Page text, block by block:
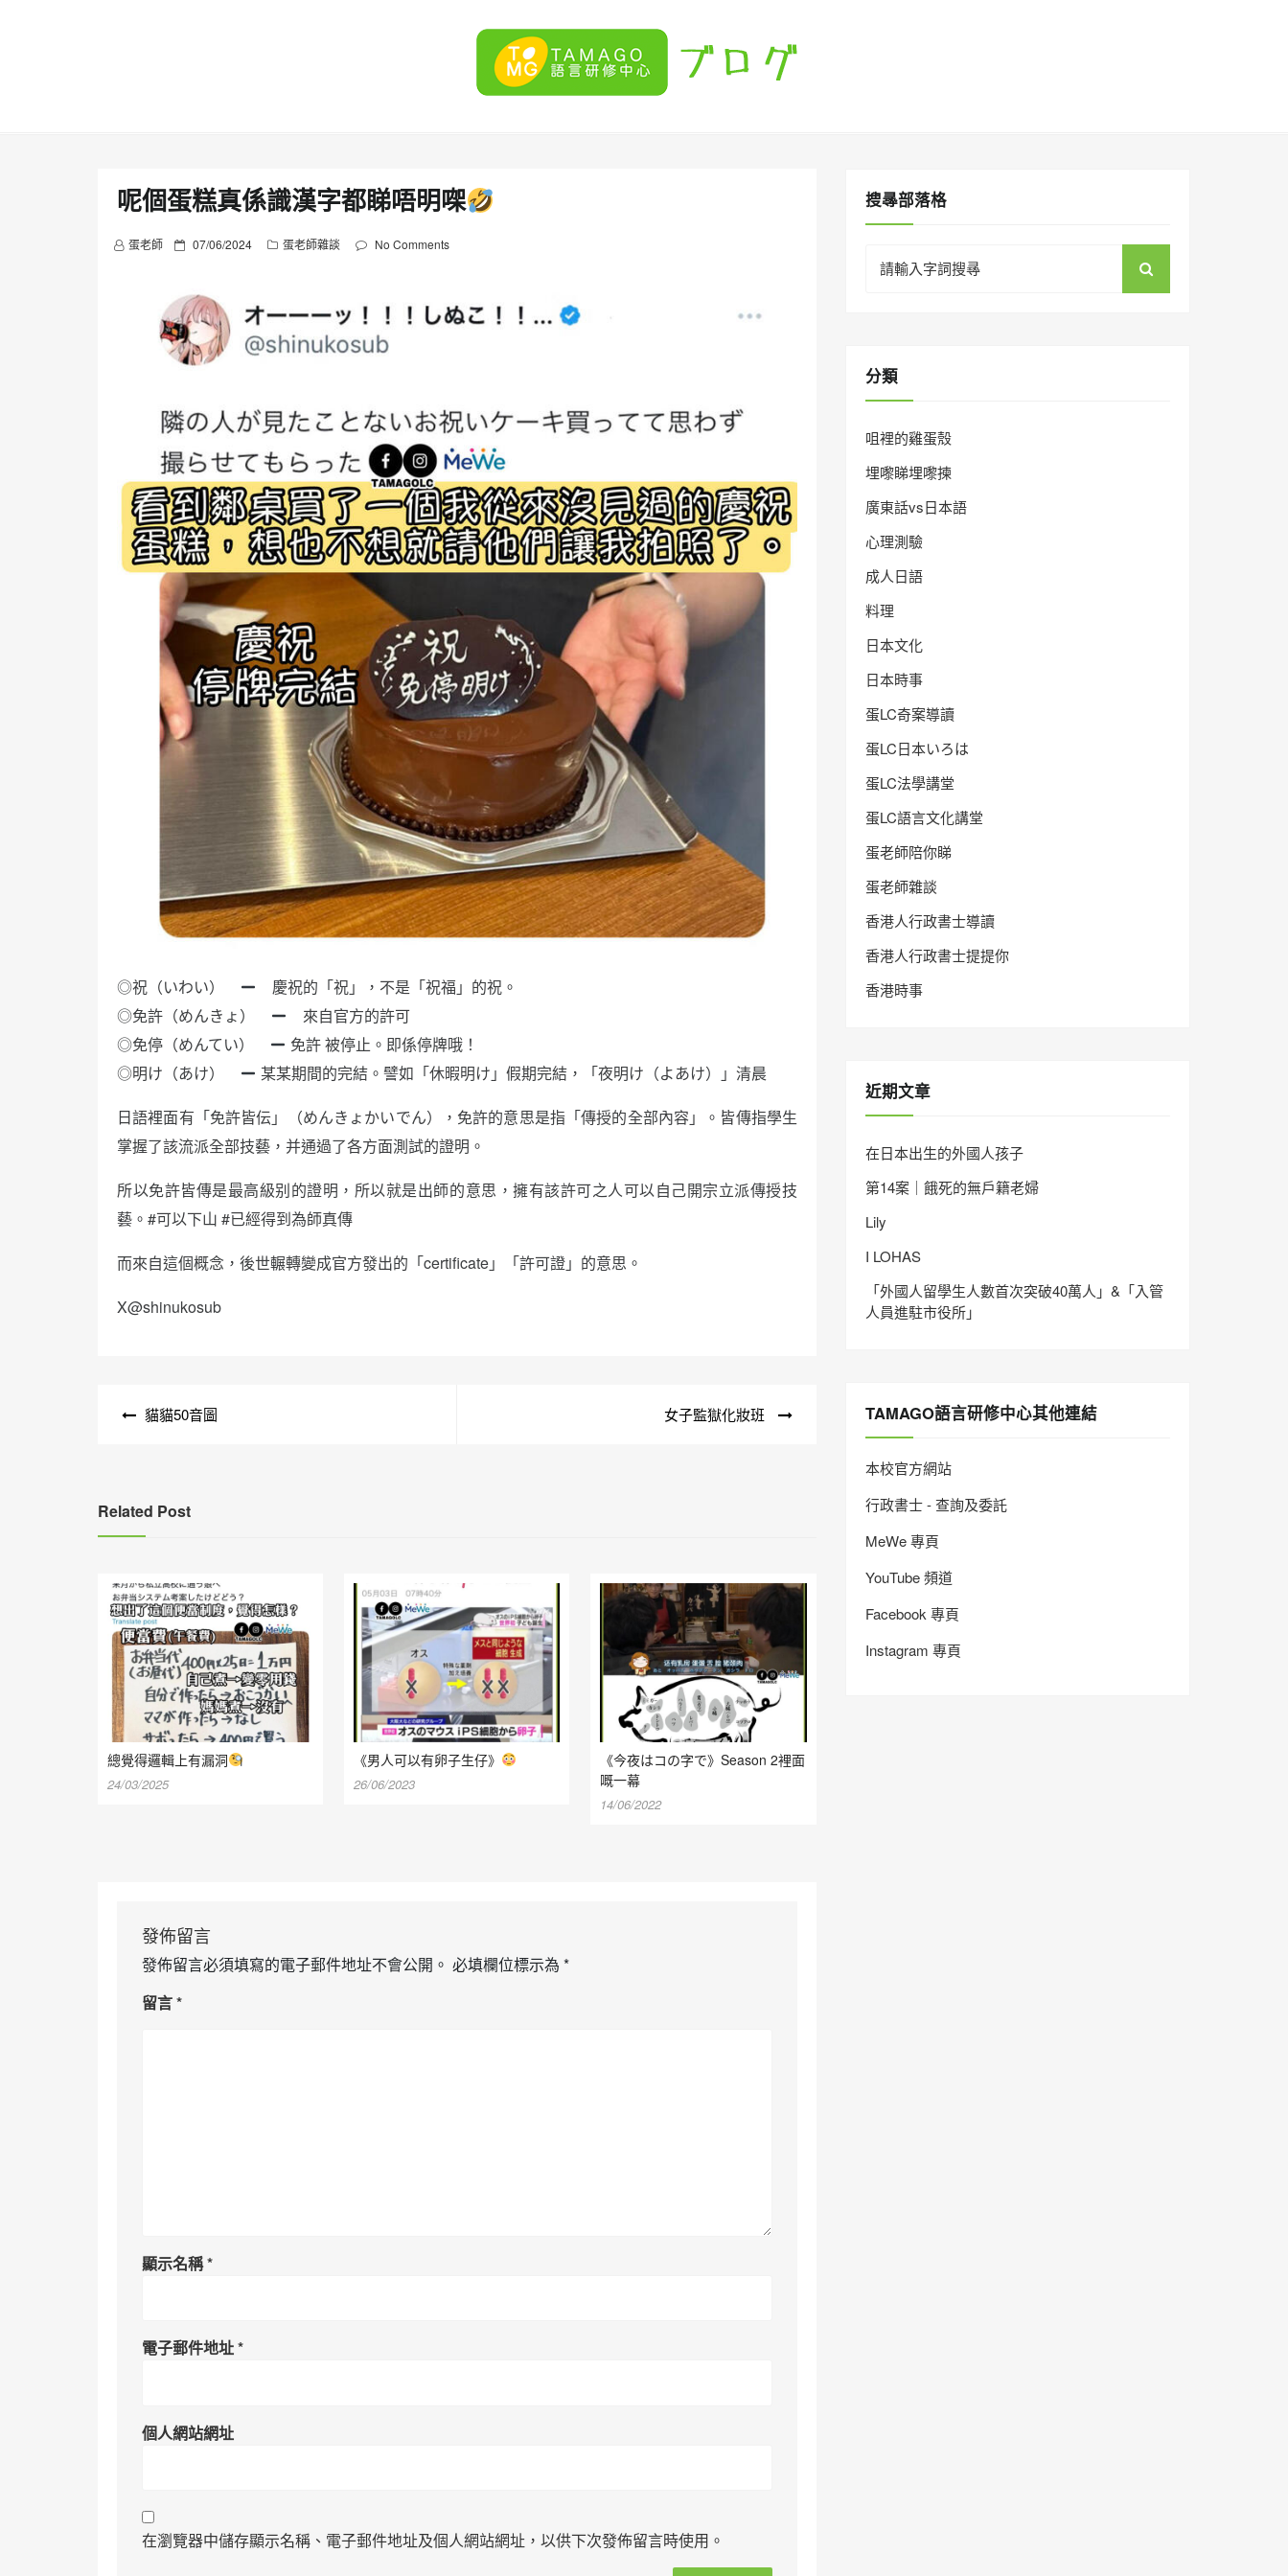
呢個蛋糕真係識漢字都睇唔明㗎
蛋老師
P
t
e
d
o
n
07/06/2024 蛋老師雜談 No Comments
◎祝（いわい）
慶祝的「祝」，不是「祝福」的祝。
◎免許（めんきょ）
來自官方的許可
◎免停（めんてい）
免許 被停止。即係停牌哦！
◎明け（あけ）
某某期間的完結。譬如「休暇明け」假期完結，「夜明け（よあけ）」清晨
日語裡面有「免許皆伝」（めんきょかいでん），免許的意思是指「傳授的全部內容」。皆傳指學生
掌握了該流派全部技藝，并通過了各方面測試的證明。
所以免許皆傳是最高級别的證明，所以就是出師的意思，擁有該許可之人可以自己開宗立派傳授技
藝。#可以下山 #已經得到為師真傳
而來自這個概念，後世輾轉變成官方發出的「certificate」「許可證」的意思。
X@shinukosub
貓貓50音圖 女子監獄化妝班
Related Post
總覺得邏輯上有漏洞
24/03/2025
《男人可以有卵子生仔》
26/06/2023
《今夜はコの字で》Season 2裡面
嘅一幕
14/06/2022
發佈留言
發佈留言必須填寫的電子郵件地址不會公開。 必填欄位標示為 *
留言*
顯示名稱*
電子郵件地址*
個人網站網址
在瀏覽器中儲存顯示名稱、電子郵件地址及個人網站網址，以供下次發佈留言時使用。
搜㝷部落格
for:
分類
咀裡的雞蛋殼
埋嚟睇埋嚟揀
廣東話vs日本語
心理測驗
成人日語
料理
日本文化
日本時事
蛋LC奇案導讀
蛋LC日本いろは
蛋LC法學講堂
蛋LC語言文化講堂
蛋老師陪你睇
蛋老師雜談
香港人行政書士導讀
香港人行政書士提提你
香港時事
近期文章
在日本出生的外國人孩子
第14案｜餓死的無戶籍老婦
Lily
I LOHAS
「外國人留學生人數首次突破40萬人」&「入管
人員進駐市役所」
TAMAGO語言研修中心其他連結
本校官方網站
行政書士 - 查詢及委託
MeWe 專頁
YouTube 頻道
Facebook 專頁
Instagram 專頁